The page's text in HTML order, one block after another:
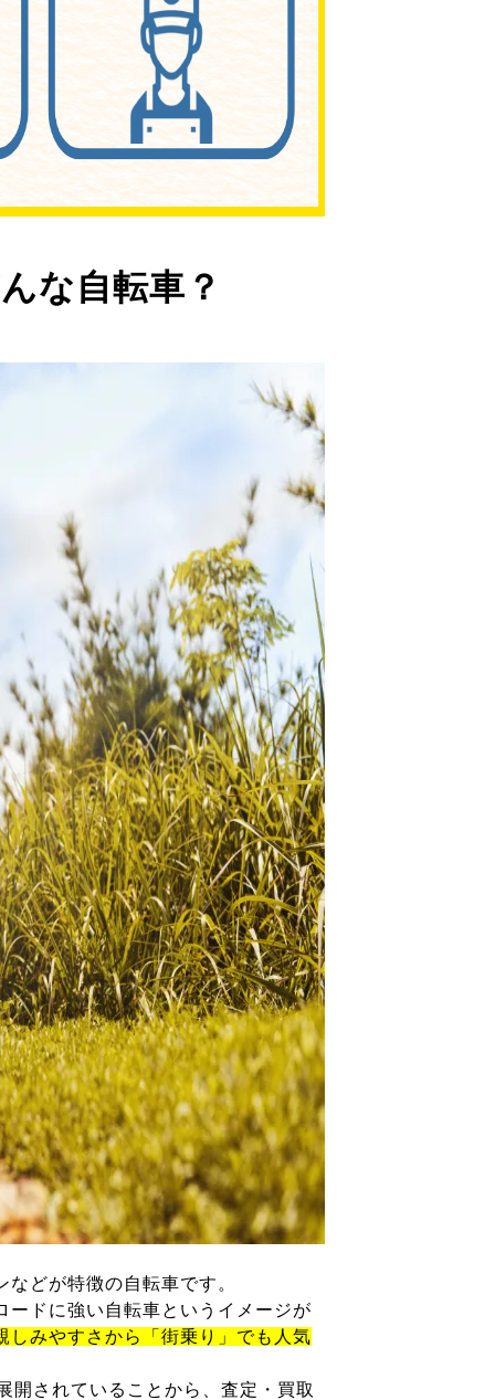
な自転車？
どが特徴の自転車です。
ードに強い自転車というイメージが
しみやすさから「街乗り」でも人気
開されていることから、査定・買取